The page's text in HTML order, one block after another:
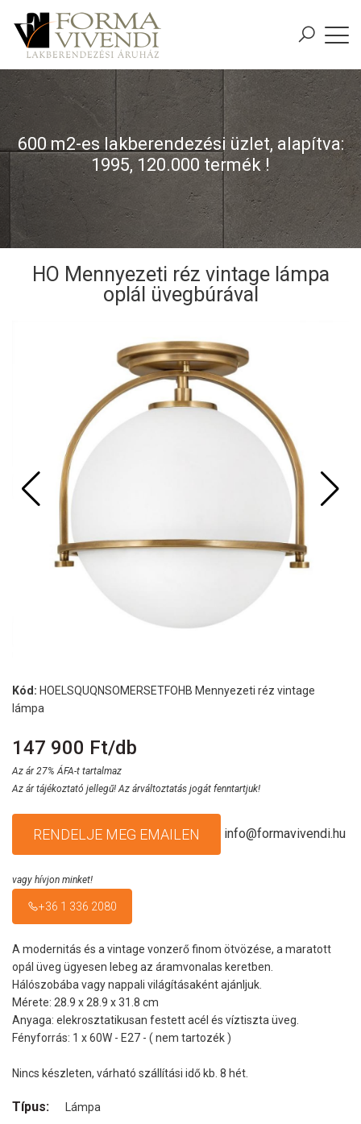
600 m2-es lakberendezési üzlet, alapítva:
1995, 120.000 termék !
HO Mennyezeti réz vintage lámpa
oplál üvegbúrával
Kód: HOELSQUQNSOMERSETFOHB Mennyezeti réz vintage
lámpa
147 900 Ft/db
Az ár 27% ÁFA-t tartalmaz
Az ár tájékoztató jellegű! Az árváltoztatás jogát fenntartjuk!
RENDELJE MEG EMAILEN info@formavivendi.hu
vagy hívjon minket!
+36 1 336 2080
A modernitás és a vintage vonzerő finom ötvözése, a maratott
opál üveg ügyesen lebeg az áramvonalas keretben.
Hálószobába vagy nappali világításaként ajánljuk.
Mérete: 28.9 x 28.9 x 31.8 cm
Anyaga: elekrosztatikusan festett acél és víztiszta üveg.
Fényforrás: 1 x 60W - E27 - ( nem tartozék )
Nincs készleten, várható szállítási idő kb. 8 hét.
Típus: Lámpa